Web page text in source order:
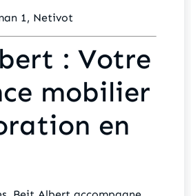
1, Netivot
: Votre
mobilier
en